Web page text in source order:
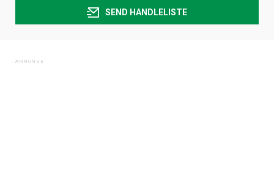
SEND HANDLELISTE